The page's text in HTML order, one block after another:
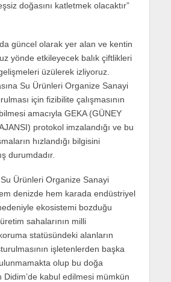
doğasını katletmek olacaktır”
güncel olarak yer alan ve kentin
yönde etkileyecek balık çiftlikleri
üzülerek izliyoruz.
Su Ürünleri Organize Sanayi
için fizibilite çalışmasının
amacıyla GEKA (GÜNEY
protokol imzalandığı ve bu
hızlandığı bilgisini
durumdadır.
Ürünleri Organize Sanayi
denizde hem karada endüstriyel
ekosistemi bozduğu
sahalarının milli
statüsündeki alanların
işletenlerden başka
olup bu doğa
Didim’de kabul edilmesi mümkün